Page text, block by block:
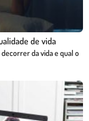
de vida
da vida e qual o